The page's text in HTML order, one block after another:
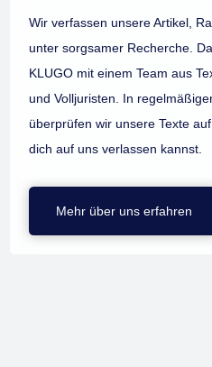
Wir verfassen unsere Artikel,
unter sorgsamer Recherche.
KLUGO mit einem Team aus
und Volljuristen. In
überprüfen wir unsere Texte
dich auf uns verlassen kannst.
Mehr über uns erfahren